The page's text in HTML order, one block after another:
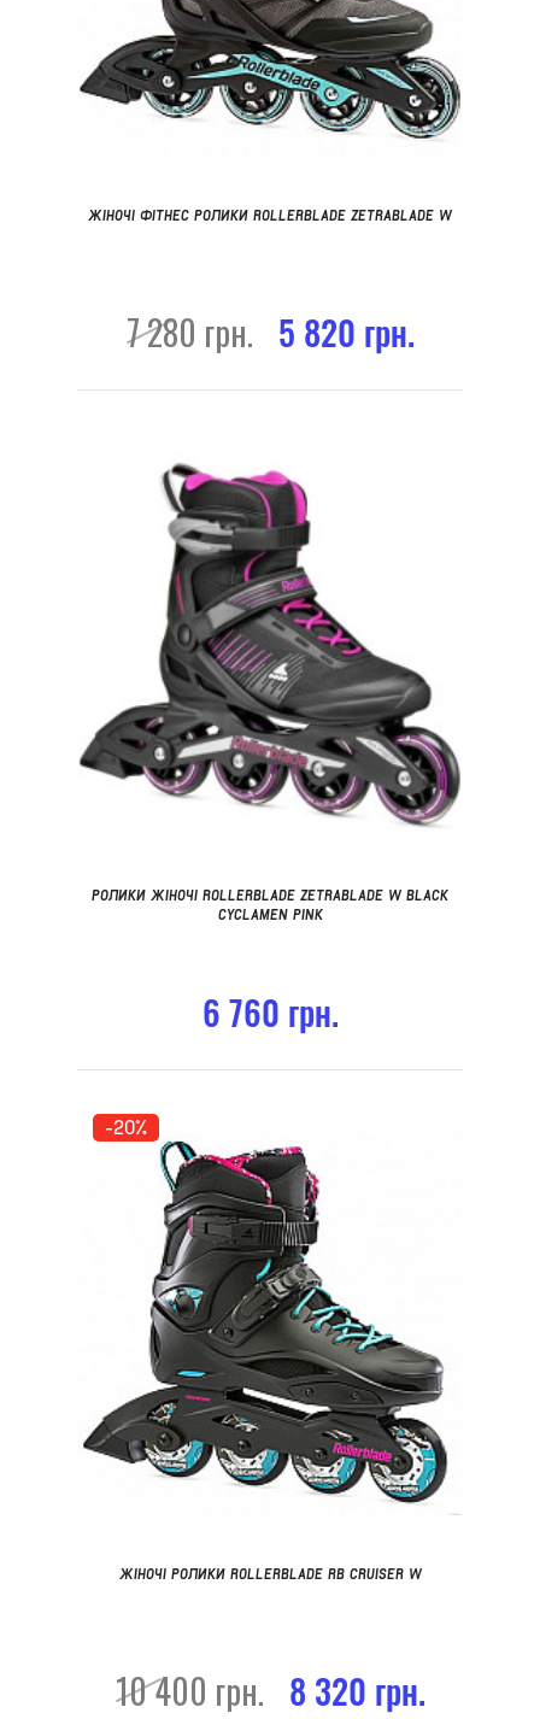
ЖІНОЧІ ФІТНЕС РОЛИКИ ROLLERBLADE ZETRABLADE W
7 280 грн. 5 820 грн.
РОЛИКИ ЖІНОЧІ ROLLERBLADE ZETRABLADE W BLACK
CYCLAMEN PINK
6 760 грн.
-20%
ЖІНОЧІ РОЛИКИ ROLLERBLADE RB CRUISER W
10 400 грн. 8 320 грн.